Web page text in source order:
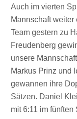
Auch im vierten
Mannschaft
Team gestern zu
Freudenberg
unsere
Markus Prinz und
gewannen ihre
Sätzen. Daniel
mit 6:11 im fünften